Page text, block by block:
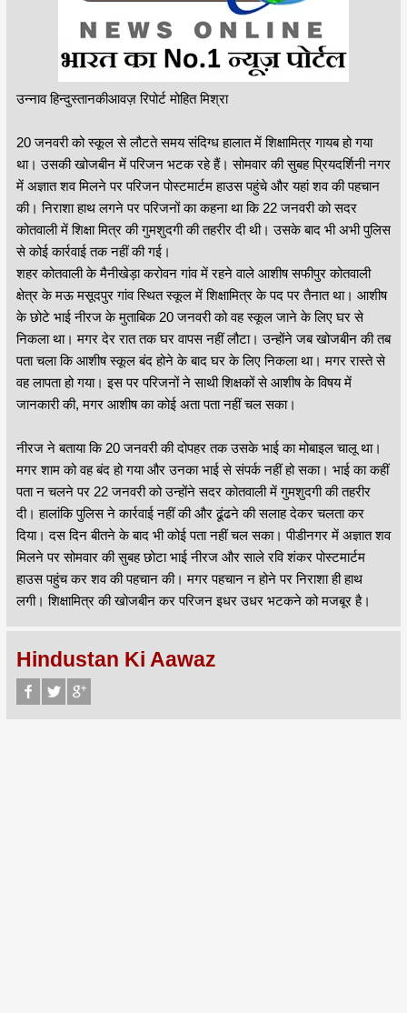
उन्नाव हिन्दुस्तानकीआवज़ रिपोर्ट मोहित मिश्रा
20 जनवरी को स्कूल से लौटते समय संदिग्ध हालात में शिक्षामित्र गायब हो गया
था। उसकी खोजबीन में परिजन भटक रहे हैं। सोमवार की सुबह प्रियदर्शिनी नगर
में अज्ञात शव मिलने पर परिजन पोस्टमार्टम हाउस पहुंचे और यहां शव की पहचान
की। निराशा हाथ लगने पर परिजनों का कहना था कि 22 जनवरी को सदर
कोतवाली में शिक्षा मित्र की गुमशुदगी की तहरीर दी थी। उसके बाद भी अभी पुलिस
से कोई कार्रवाई तक नहीं की गई।
शहर कोतवाली के मैनीखेड़ा करोवन गांव में रहने वाले आशीष सफीपुर कोतवाली
क्षेत्र के मऊ मसूदपुर गांव स्थित स्कूल में शिक्षामित्र के पद पर तैनात था। आशीष
के छोटे भाई नीरज के मुताबिक 20 जनवरी को वह स्कूल जाने के लिए घर से
निकला था। मगर देर रात तक घर वापस नहीं लौटा। उन्होंने जब खोजबीन की तब
पता चला कि आशीष स्कूल बंद होने के बाद घर के लिए निकला था। मगर रास्ते से
वह लापता हो गया। इस पर परिजनों ने साथी शिक्षकों से आशीष के विषय में
जानकारी की, मगर आशीष का कोई अता पता नहीं चल सका।
नीरज ने बताया कि 20 जनवरी की दोपहर तक उसके भाई का मोबाइल चालू था।
मगर शाम को वह बंद हो गया और उनका भाई से संपर्क नहीं हो सका। भाई का कहीं
पता न चलने पर 22 जनवरी को उन्होंने सदर कोतवाली में गुमशुदगी की तहरीर
दी। हालांकि पुलिस ने कार्रवाई नहीं की और ढूंढने की सलाह देकर चलता कर
दिया। दस दिन बीतने के बाद भी कोई पता नहीं चल सका। पीडीनगर में अज्ञात शव
मिलने पर सोमवार की सुबह छोटा भाई नीरज और साले रवि शंकर पोस्टमार्टम
हाउस पहुंच कर शव की पहचान की। मगर पहचान न होने पर निराशा ही हाथ
लगी। शिक्षामित्र की खोजबीन कर परिजन इधर उधर भटकने को मजबूर है।
Hindustan Ki Aawaz